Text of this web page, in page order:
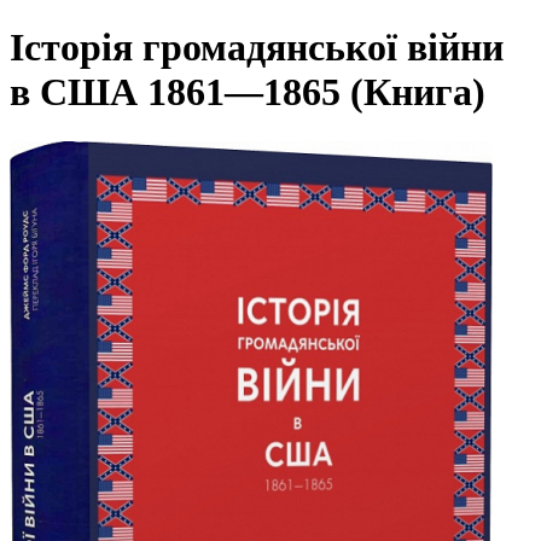
Історія громадянської війни
в США 1861—1865 (Книга)